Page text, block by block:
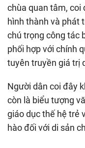
chùa quan tâm, coi
hình thành và phát
chú trọng công tác
phối hợp với chính
tuyên truyền giá trị
Người dân coi đây
còn là biểu tượng
giáo dục thế hệ trẻ
hào đối với di sản